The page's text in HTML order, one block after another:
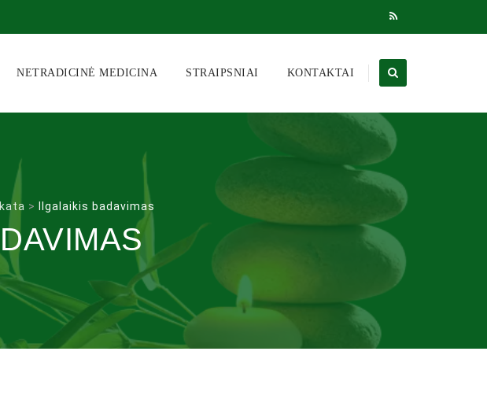
NETRADICINĖ MEDICINA STRAIPSNIAI KONTAKTAI
> Ilgalaikis badavimas